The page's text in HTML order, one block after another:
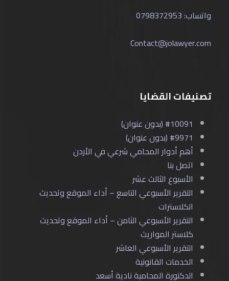
واتساب: 0798372953
Contact@jolawyer.com
تصنيفات القضايا
#10091 (بدون عنوان)
#9971 (بدون عنوان)
أهم أدوار المحامي شرعي في الأردن
اتصل بنا
الأسبوع الثالث عشر
التقرير الأسبوعي التاسع – أداء الموقع وتحديث
الكلاسترات
التقرير الأسبوعي الثامن – أداء الموقع وتحديث
كلاستر المواريث
التقرير الأسبوعي العاشر
الخدمات القانونية
الدكتورة المحامية نادية أسعد